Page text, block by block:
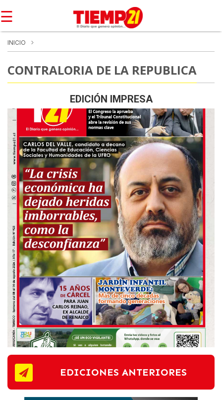
☰
INICIO
CONTRALORIA DE LA REPUBLICA
EDICIÓN IMPRESA
EDICIONES ANTERIORES